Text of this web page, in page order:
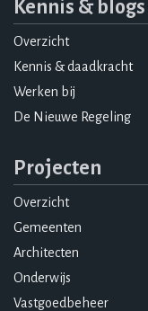
Kennis & blogs
Overzicht
Kennis & daadkracht
Werken bij
De Nieuwe Regeling
Projecten
Overzicht
Gemeenten
Architecten
Onderwijs
Vastgoedbeheer